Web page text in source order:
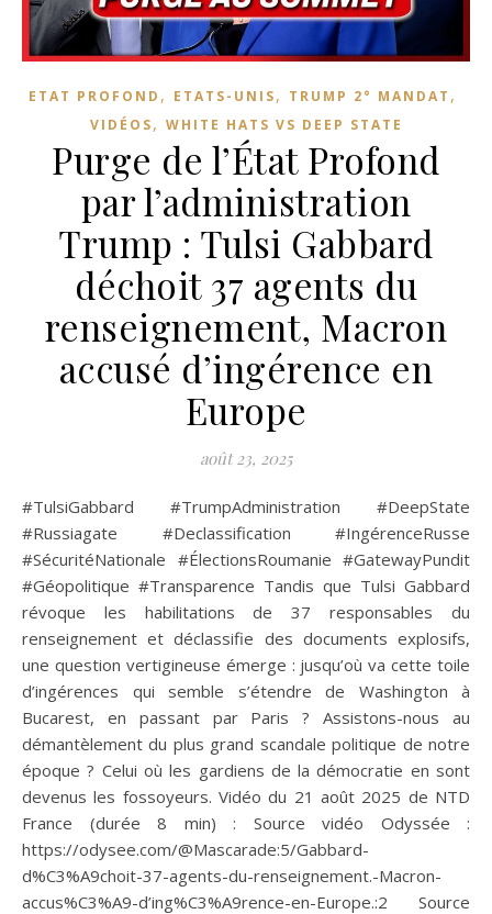
ETAT PROFOND , ETATS-UNIS, TRUMP 2° MANDAT ,
VIDÉOS, WHITE HATS VS DEEP STATE
Purge de l’État Profond
par l’administration
Trump : Tulsi Gabbard
déchoit 37 agents du
renseignement, Macron
accusé d’ingérence en
Europe
août 23, 2025
#TulsiGabbard #TrumpAdministration #DeepState
#Russiagate #Declassification #IngérenceRusse
#SécuritéNationale #ÉlectionsRoumanie #GatewayPundit
#Géopolitique #Transparence Tandis que Tulsi Gabbard
révoque les habilitations de 37 responsables du
renseignement et déclassifie des documents explosifs,
une question vertigineuse émerge : jusqu’où va cette toile
d’ingérences qui semble s’étendre de Washington à
Bucarest, en passant par Paris ? Assistons-nous au
démantèlement du plus grand scandale politique de notre
époque ? Celui où les gardiens de la démocratie en sont
devenus les fossoyeurs. Vidéo du 21 août 2025 de NTD
France (durée 8 min) : Source vidéo Odyssée :
https://odysee.com/@Mascarade:5/Gabbard-
d%C3%A9choit-37-agents-du-renseignement.-Macron-
accus%C3%A9-d’ing%C3%A9rence-en-Europe.:2 Source